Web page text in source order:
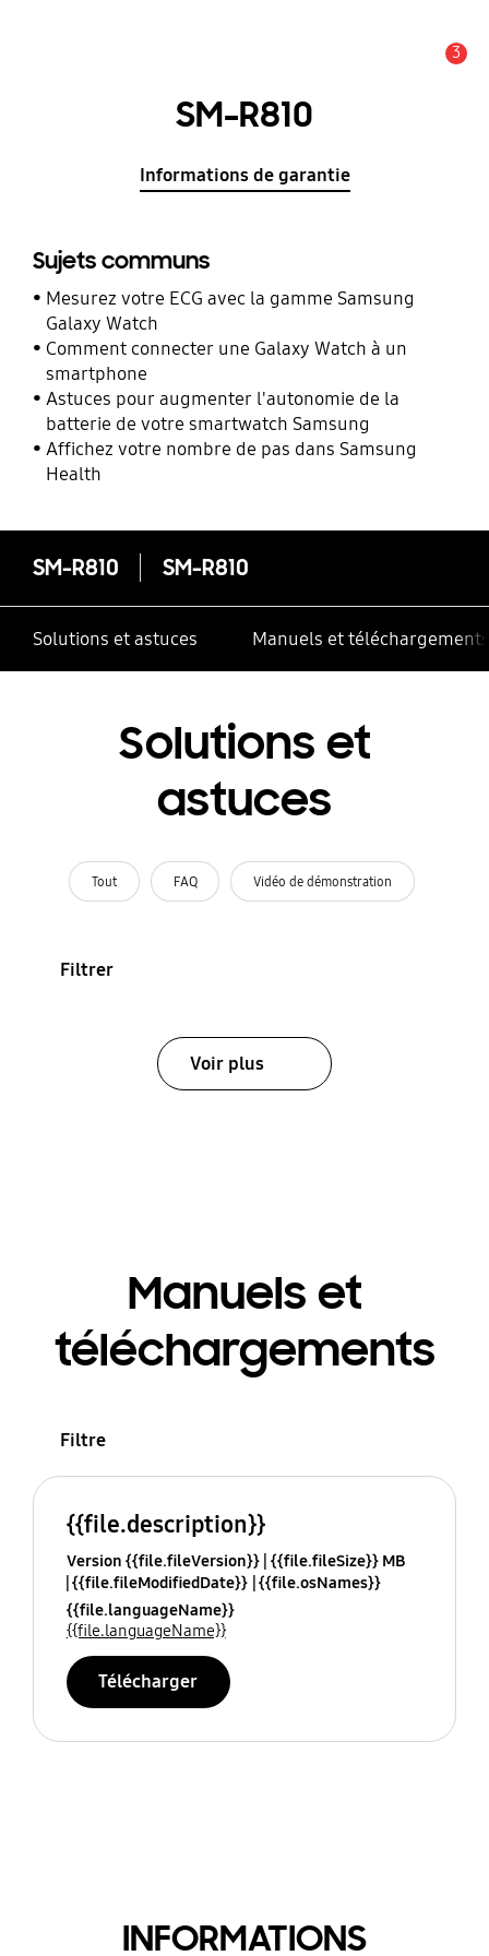
3
SM-R810
Informations de garantie
Sujets communs
Mesurez votre ECG avec la gamme Samsung
Galaxy Watch
Comment connecter une Galaxy Watch à un
smartphone
Astuces pour augmenter l'autonomie de la
batterie de votre smartwatch Samsung
Affichez votre nombre de pas dans Samsung
Health
SM-R810 SM-R810
Solutions et astuces Manuels et téléchargements
Solutions et
astuces
Tout FAQ Vidéo de démonstration
Filtrer
Voir plus
Manuels et
téléchargements
Filtre
{{file.description}}
Version {{file.fileVersion}} {{file.fileSize}} MB
{{file.fileModifiedDate}} {{file.osNames}}
{{file.languageName}}
{{file.languageName}}
Télécharger
INFORMATIONS